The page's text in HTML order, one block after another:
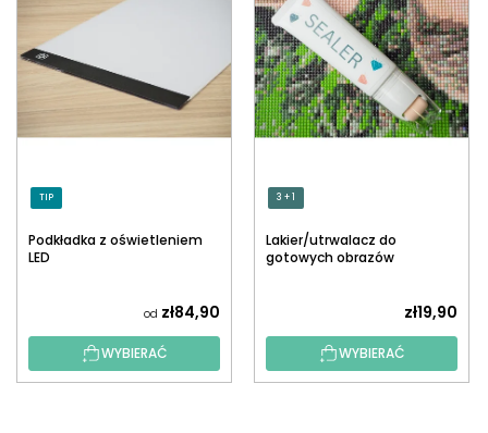
TIP
Podkładka z oświetleniem
LED
od zł84,90
WYBIERAĆ
3 + 1
Lakier/utrwalacz do
gotowych obrazów
zł19,90
WYBIERAĆ